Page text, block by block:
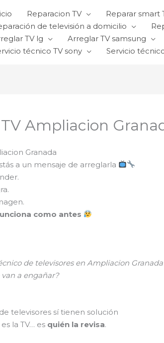
Reparacion TV Reparar smart
de televisión a domicilio
TV lg
Arreglar TV samsung
técnico TV sony
Servicio
Ampliacion
Granada
a un mensaje de arreglarla
como antes
de televisores en Ampliacion
a engañar?
televisores sí tienen solución
la TV… es quién la revisa.